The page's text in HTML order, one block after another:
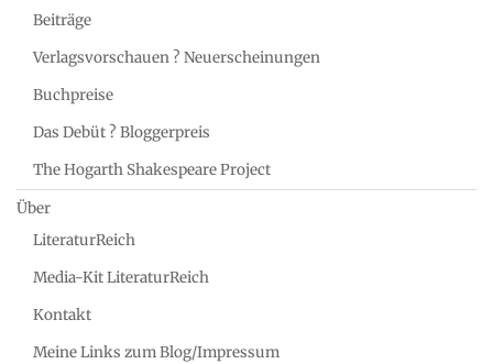
Beiträge
Verlagsvorschauen ? Neuerscheinungen
Buchpreise
Das Debüt ? Bloggerpreis
The Hogarth Shakespeare Project
Über
LiteraturReich
Media-Kit LiteraturReich
Kontakt
Meine Links zum Blog/Impressum